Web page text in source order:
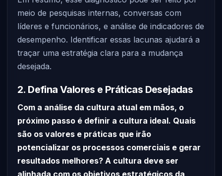
meio de pesquisas internas, conversas com
líderes e funcionários, e análise de indicadores de
desempenho. Identificar essas lacunas ajudará a
traçar uma estratégia clara para a mudança
desejada.
2. Defina Valores e Práticas Desejadas
Com a análise da cultura atual em mãos, o
próximo passo é definir a cultura ideal. Quais
são os valores e práticas que irão
potencializar os processos comerciais e gerar
resultados melhores? A cultura deve ser
alinhada com os objetivos estratégicos da